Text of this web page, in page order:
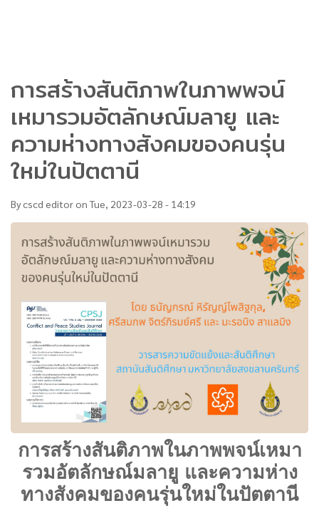
การสร้างสันติภาพในภาพพจน์
เหมารวมอัตลักษณ์มลายู และ
ความห่างทางสังคมของคนรุ่น
ใหม่ในปัตตานี
Bycscd editoronTue, 2023-03-28 - 14:19
การสร้างสันติภาพในภาพพจน์เหมา
รวมอัตลักษณ์มลายู และความห่าง
ทางสังคมของคนรุ่นใหม่ในปัตตานี